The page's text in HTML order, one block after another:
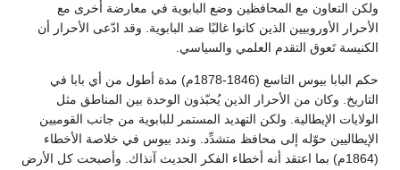
ولكن التعاون مع المحافظين وضع البابوية في معارضة أخرى مع
الأحرار الأوروبيين الذين كانوا غالبًا ضد البابوية. وقد ادّعى الأحرار أن
الكنيسة تَعوق التقدم العلمي والسياسي.
حكم البابا بيوس التاسع (1846-1878م) مدة أطول من أي بابا في
التاريخ. وكان من الأحرار الذين يُحبّذون الوحدة بين المناطق مثل
الولايات الإيطالية. ولكن التهديد المستمر للبابوية من جانب القوميين
الإيطاليين حوّله إلى محافظ متشدِّد. وندد بيوس في خلاصة الأخطاء
(1864م) بما اعتقد أنه أخطاء الفكر الحديث آنذاك. وأصبحت كل الأرض